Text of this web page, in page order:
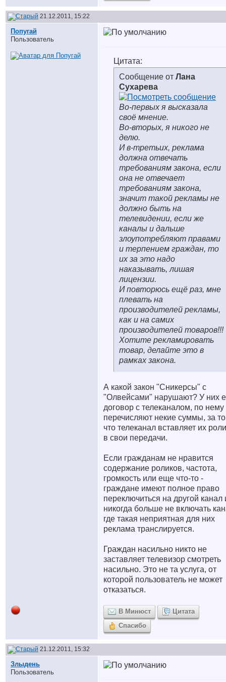
21.12.2011, 15:22
Попугай
Пользователь
Цитата:
Сообщение от Лана
Сухарева
Во-первых я высказала
своё мнение.
Во-вторых, я никого не
делю.
И в-третьих, реклама
должна отвечать
требованиям закона, если
она не отвечает
требованиям закона,
значит такой рекламы не
должно быть на
телевидении, если же
каналы и дальше
злоупотребляют правами
и терпением граждан, то
их за это надо
наказывать, лишая
лицензии.
И повторюсь ещё раз, мне
плевать на
производителей рекламы,
как и на самих
производителей товаров!!!
Хотите рекламировать
товар, делайте это в
рамках закона.
А какой закон "Сникерсы" с
"Олвейсами" нарушают? У них
договор с телеканалом, по нему
перечисляют некие суммы, за
что телеканал вставляет их
в свои передачи.
Если гражданам не нравится
содержание роликов, частота,
громкость или еще что-то -
граждане имеют полное право
переключиться на другой канал
никогда больше не включать
где такая неприятная для них
реклама транслируется.
Граждан насильно никто не
заставляет телевизор смотреть
насильно. Это не та услуга, от
которой пользователь не может
отказаться.
В Минюст
Цитата
Спасибо
21.12.2011, 15:32
Злыдень
Пользователь